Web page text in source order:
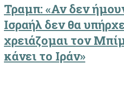
Τραμπ: «Αν δεν
Ισραήλ δεν θα
χρειάζομαι τον
κάνει το Ιράν»